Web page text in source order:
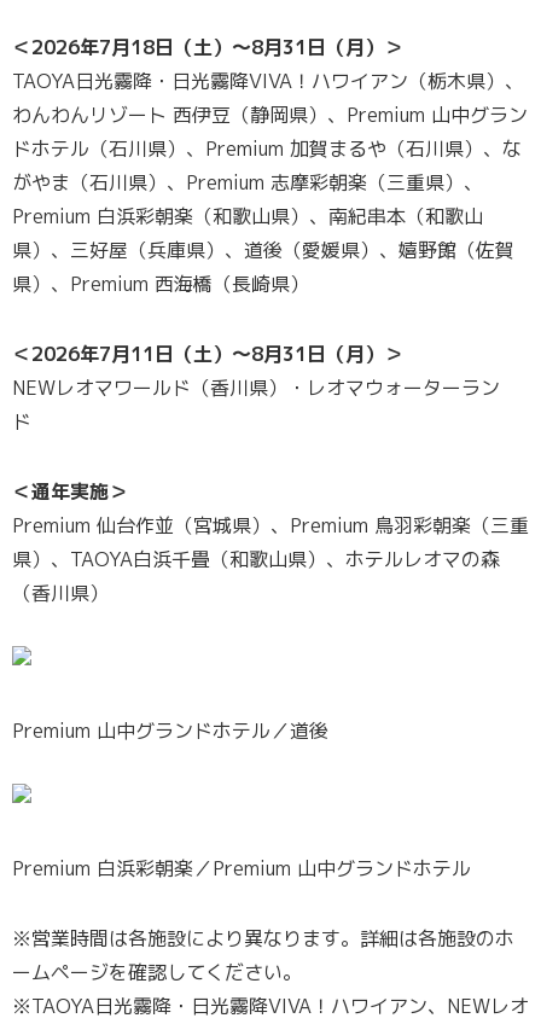
＜2026年7月18日（土）〜8月31日（月）＞
TAOYA日光霧降・日光霧降VIVA！ハワイアン（栃木県）、
わんわんリゾート 西伊豆（静岡県）、Premium 山中グラン
ドホテル（石川県）、Premium 加賀まるや（石川県）、な
がやま（石川県）、Premium 志摩彩朝楽（三重県）、
Premium 白浜彩朝楽（和歌山県）、南紀串本（和歌山
県）、三好屋（兵庫県）、道後（愛媛県）、嬉野館（佐賀
県）、Premium 西海橋（長崎県）
＜2026年7月11日（土）〜8月31日（月）＞
NEWレオマワールド（香川県）・レオマウォーターラン
ド
＜通年実施＞
Premium 仙台作並（宮城県）、Premium 鳥羽彩朝楽（三重
県）、TAOYA白浜千畳（和歌山県）、ホテルレオマの森
（香川県）
Premium 山中グランドホテル／道後
Premium 白浜彩朝楽／Premium 山中グランドホテル
※営業時間は各施設により異なります。詳細は各施設のホ
ームページを確認してください。
※TAOYA日光霧降・日光霧降VIVA！ハワイアン、NEWレオ